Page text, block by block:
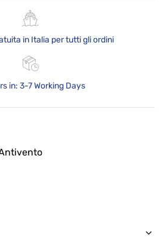
in Italia per tutti gli ordini
in: 3-7 Working Days